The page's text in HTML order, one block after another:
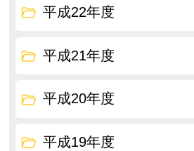
平成22年度
平成21年度
平成20年度
平成19年度